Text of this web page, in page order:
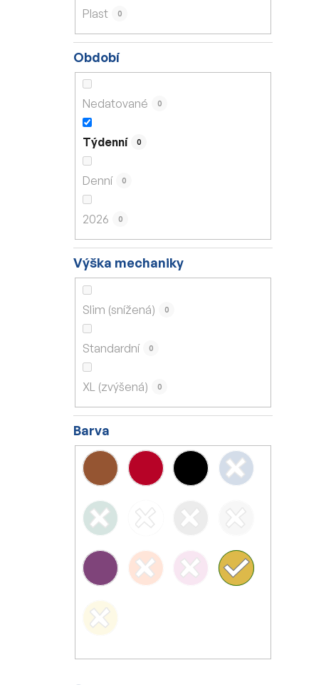
Plast 0
Období
Nedatované 0
Týdenní 0
Denní 0
2026 0
Výška mechaniky
Slim (snížená) 0
Standardní 0
XL (zvýšená) 0
Barva